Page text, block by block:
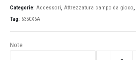
Categorie: Accessori, Attrezzatura campo da gioco,
Tag: 6350X6A
Note